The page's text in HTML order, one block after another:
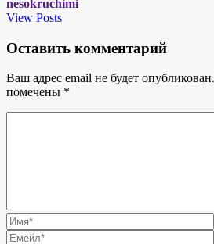
nesokruchimi
View Posts
Оставить комментарий
Ваш адрес email не будет опубликован.
помечены *